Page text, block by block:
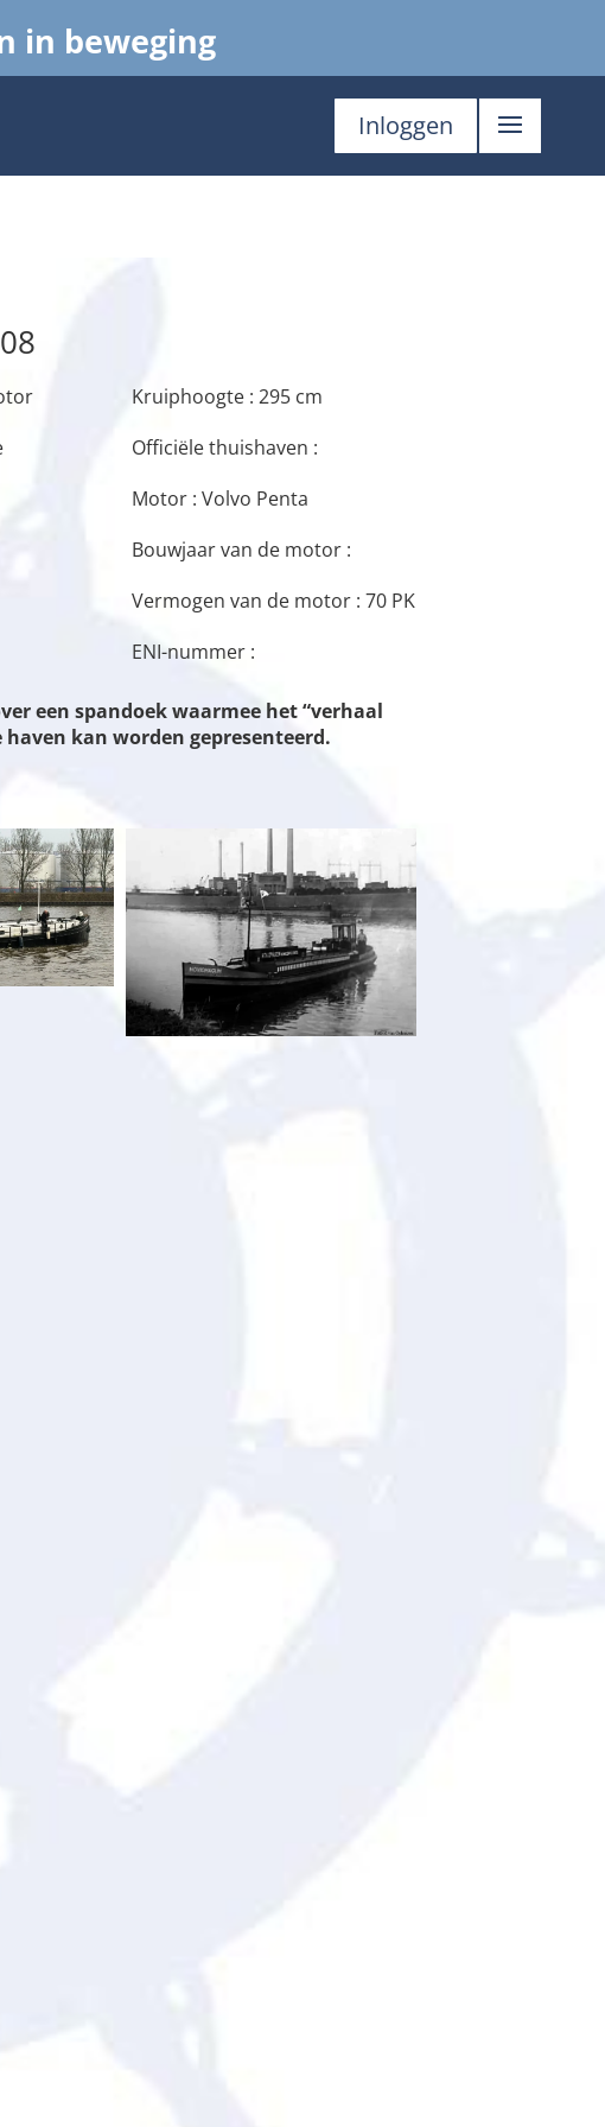
in beweging
Inloggen
Kruiphoogte : 295 cm
Officiële thuishaven :
Motor : Volvo Penta
Bouwjaar van de motor :
Vermogen van de motor : 70 PK
ENI-nummer :
een spandoek waarmee het “verhaal
haven kan worden gepresenteerd.